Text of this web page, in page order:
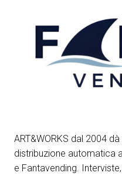
RICHIEDI UN
ART&WORKS dal 2004
distribuzione automatica
e Fantavending.